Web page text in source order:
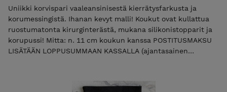
Uniikki korvispari vaaleansinisestä kierrätysfarkusta ja
korumessingistä. Ihanan kevyt malli! Koukut ovat kullattua
ruostumatonta kirurginterästä, mukana silikonistopparit ja
korupussi! Mitta: n. 11 cm koukun kanssa POSTITUSMAKSU
LISÄTÄÄN LOPPUSUMMAAN KASSALLA (ajantasainen